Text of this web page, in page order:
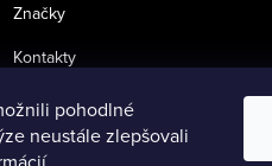
pohodlné
neustále zlepšovali
Značky
Kontakty